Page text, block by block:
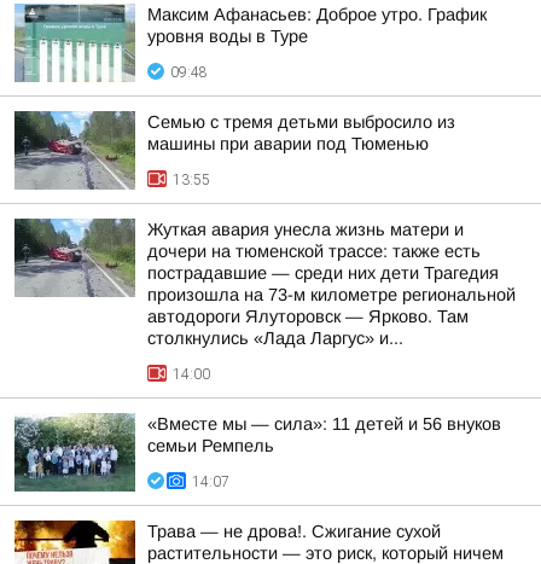
Максим Афанасьев: Доброе утро. График
уровня воды в Туре
09:48
Семью с тремя детьми выбросило из
машины при аварии под Тюменью
13:55
Жуткая авария унесла жизнь матери и
дочери на тюменской трассе: также есть
пострадавшие — среди них дети Трагедия
произошла на 73-м километре региональной
автодороги Ялуторовск — Ярково. Там
столкнулись «Лада Ларгус» и...
14:00
«Вместе мы — сила»: 11 детей и 56 внуков
семьи Ремпель
14:07
Трава — не дрова!. Сжигание сухой
растительности — это риск, который ничем